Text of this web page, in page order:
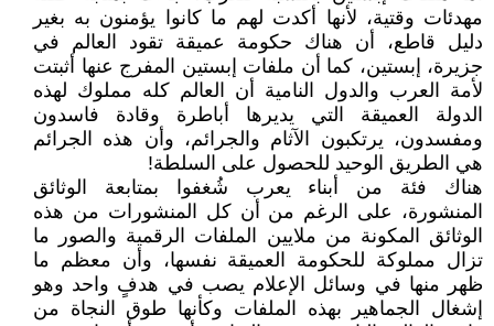
مهدئات وقتية، لأنها أكدت لهم ما كانوا يؤمنون به بغير
دليل قاطع، أن هناك حكومة عميقة تقود العالم في
جزيرة، إبستين، كما أن ملفات إبستين المفرج عنها أثبتت
لأمة العرب والدول النامية أن العالم كله مملوك لهذه
الدولة العميقة التي يديرها أباطرة وقادة فاسدون
ومفسدون، يرتكبون الآثام والجرائم، وأن هذه الجرائم
هي الطريق الوحيد للحصول على السلطة!
هناك فئة من أبناء يعرب شُغفوا بمتابعة الوثائق
المنشورة، على الرغم من أن كل المنشورات من هذه
الوثائق المكونة من ملايين الملفات الرقمية والصور ما
تزال مملوكة للحكومة العميقة نفسها، وأن معظم ما
ظهر منها في وسائل الإعلام يصب في هدفٍ واحد وهو
إشغال الجماهير بهذه الملفات وكأنها طوق النجاة من